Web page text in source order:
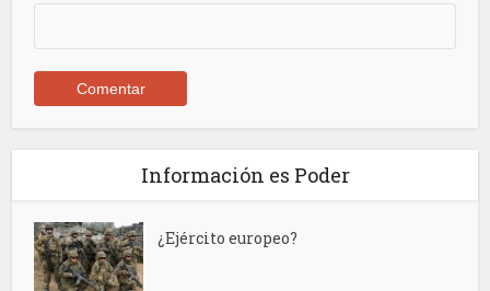
Información es Poder
¿Ejército europeo?